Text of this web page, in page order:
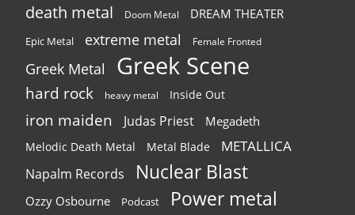
death metal Doom Metal DREAM THEATER
Epic Metal extreme metal Female Fronted
Greek Metal Greek Scene
hard rock heavy metal Inside Out
iron maiden Judas Priest Megadeth
Melodic Death Metal Metal Blade METALLICA
Napalm Records Nuclear Blast
Ozzy Osbourne Podcast
Power metal